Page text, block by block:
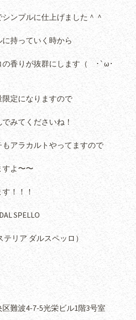
ンプルに仕上げました＾＾
持っていく時から
の香りが抜群にします（ ･`ω･
限定になりますので
みてくださいね！
もアラカルトやってますので
すよ〜〜
！！！
SPELLO
テリア ダルスペッロ）
難波4-7-5光栄ビル1階3号室